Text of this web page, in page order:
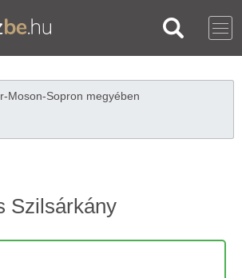
Moson-Sopron megyében
Szilsárkány